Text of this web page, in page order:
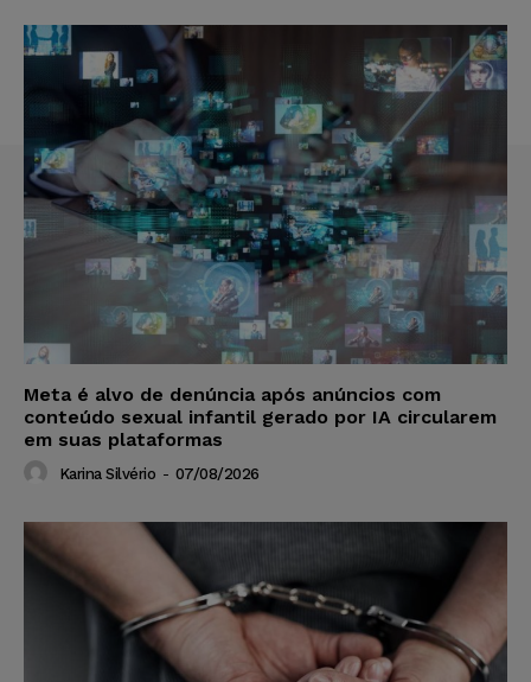
Meta é alvo de denúncia após anúncios com
conteúdo sexual infantil gerado por IA circularem
em suas plataformas
Karina Silvério - 07/08/2026